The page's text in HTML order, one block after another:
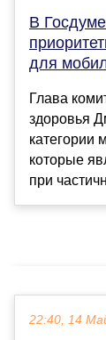
В
для
Глава
здоровья
категории
которые
при
22:40, 14